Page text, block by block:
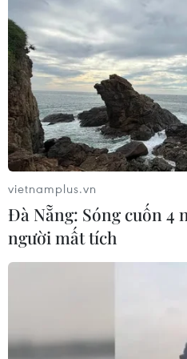
dòng iPhone Air với độ mỏng
hãng cũng như trọng lượng
Việt Nam là một
vietnamplus.vn
Đà Nẵng: Sóng cuốn 4
người mất tích